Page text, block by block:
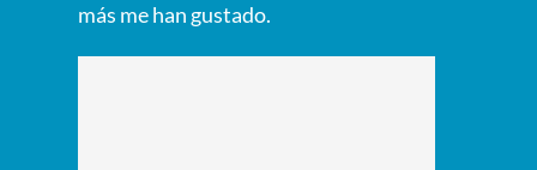
más me han gustado.